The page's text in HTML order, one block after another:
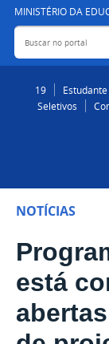
MINISTÉRIO DA
Buscar no portal
19
Estudante
Seletivos
NOTÍCIAS
está